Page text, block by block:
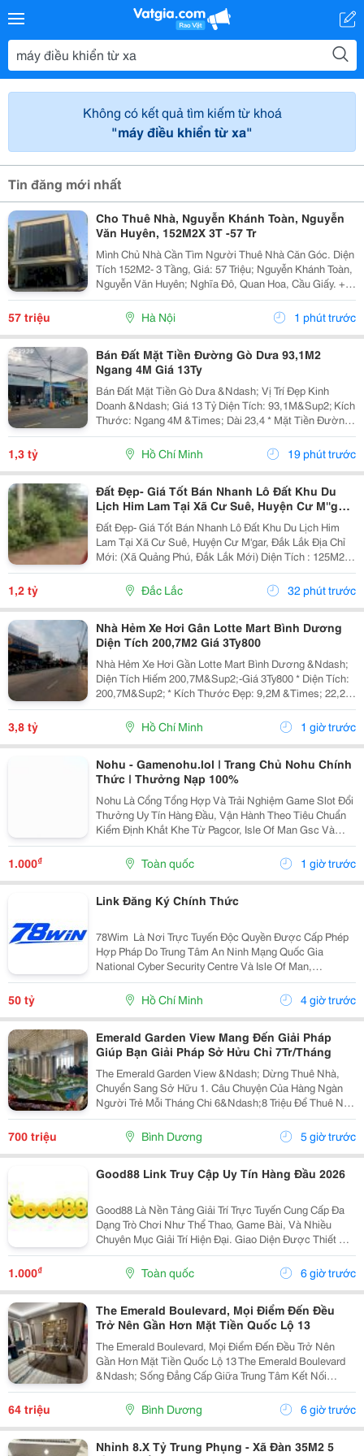
Không có kết quả tìm kiếm từ khoá
"máy điều khiển từ xa"
Tin đăng mới nhất
Cho Thuê Nhà, Nguyễn Khánh Toàn, Nguyễn
Văn Huyên, 152M2X 3T -57 Tr
Mình Chủ Nhà Cần Tìm Người Thuê Nhà Căn Góc. Diện
Tích 152M2- 3 Tầng, Giá: 57 Triệu; Nguyễn Khánh Toàn,
Nguyễn Văn Huyên; Nghĩa Đô, Quan Hoa, Cầu Giấy. +
Liên Hệ Trực Tiếp Chủ Nhà: 0946507497 + Vỉa Hè Lớn,
Mặt Tiền Rộng,Thoáng. + Vị Trí Gần Ngay Ngã...
57 triệu Hà Nội 1 phút trước
Bán Đất Mặt Tiền Đường Gò Dưa 93,1M2
Ngang 4M Giá 13Ty
Bán Đất Mặt Tiền Gò Dưa &Ndash; Vị Trí Đẹp Kinh
Doanh &Ndash; Giá 13 Tỷ Diện Tích: 93,1M&Sup2; Kích
Thước: Ngang 4M &Times; Dài 23,4 * Mặt Tiền Đường
Lớn, Xe Cộ Qua Lại Đông Đúc. * Thích Hợp Xây Nhà
Phố, Văn Phòng, Cửa Hàng, Showroom Hoặc Đầu...
1,3 tỷ Hồ Chí Minh 19 phút trước
Đất Đẹp- Giá Tốt Bán Nhanh Lô Đất Khu Du
Lịch Him Lam Tại Xã Cư Suê, Huyện Cư M''gar,
Đắk Lắk
Đất Đẹp- Giá Tốt Bán Nhanh Lô Đất Khu Du Lịch Him
Lam Tại Xã Cư Suê, Huyện Cư M'gar, Đắk Lắk Địa Chỉ
Mới: (Xã Quảng Phú, Đắk Lắk Mới) Diện Tích : 125M2,
75M2 Thổ Cư. Nở Hậu Giá Bán: 1,2 Tỷ(Có Thương
Lượng) - Vị Trí Đẹp Giao Thông Thuận Lợi, Đất...
1,2 tỷ Đắc Lắc 32 phút trước
Nhà Hẻm Xe Hơi Gân Lotte Mart Bình Dương
Diện Tích 200,7M2 Giá 3Ty800
Nhà Hẻm Xe Hơi Gần Lotte Mart Bình Dương &Ndash;
Diện Tích Hiếm 200,7M&Sup2;-Giá 3Ty800 * Diện Tích:
200,7M&Sup2; * Kích Thước Đẹp: 9,2M &Times; 22,2M
* Nhà Cấp 4 Gồm 3 Phòng Ngủ, 1 Wc * Hẻm Xe Hơi
Rộng, Ô Tô Vào Tận Nhà * Hướng Đông Nam, Đất...
3,8 tỷ Hồ Chí Minh 1 giờ trước
Nohu - Gamenohu.lol | Trang Chủ Nohu Chính
Thức | Thưởng Nạp 100%
Nohu Là Cổng Tổng Hợp Và Trải Nghiệm Game Slot Đổi
Thưởng Uy Tín Hàng Đầu, Vận Hành Theo Tiêu Chuẩn
Kiểm Định Khắt Khe Từ Pagcor, Isle Of Man Gsc Và
Curacao Egaming. Tích Hợp Chứng Nhận Bảo Mật
Geotrust Giao Thức Ssl 256-Bit, Trang Web
Gamenohu.lol...
1.000₫ Toàn quốc 1 giờ trước
Link Đăng Ký Chính Thức
78Wim ⁠ Là Nơi Trực Tuyến Độc Quyền Được Cấp Phép
Hợp Pháp Do Trung Tâm An Ninh Mạng Quốc Gia
National Cyber Security Centre Và Isle Of Man,
Cagayan,Và Pagcor Cấp Phép. Những Giấy Phép Khẳng
Định Sân Chơi Này An Toàn Và Minh Bạch Thu Hút Hơn
10 Triệu...
50 tỷ Hồ Chí Minh 4 giờ trước
Emerald Garden View Mang Đến Giải Pháp
Giúp Bạn Giải Pháp Sở Hửu Chỉ 7Tr/Tháng
The Emerald Garden View &Ndash; Dừng Thuê Nhà,
Chuyển Sang Sở Hữu 1. Câu Chuyện Của Hàng Ngàn
Người Trẻ Mỗi Tháng Chi 6&Ndash;8 Triệu Để Thuê Nhà
Nhưng Tài Sản Vẫn Là Con Số 0. Emerald Garden View
Mang Đến Giải Pháp Giúp Bạn Chuyển Tiền Thuê Nhà...
700 triệu Bình Dương 5 giờ trước
Good88 Link Truy Cập Uy Tín Hàng Đầu 2026
Good88 Là Nền Tảng Giải Trí Trực Tuyến Cung Cấp Đa
Dạng Trò Chơi Như Thể Thao, Game Bài, Và Nhiều
Chuyên Mục Giải Trí Hiện Đại. Giao Diện Được Thiết Kế
Trực Quan, Thân Thiện Với Người Dùng Trên Cả Điện
Thoại Và Máy Tính. Hệ Thống Bảo Mật Hiện Đại...
1.000₫ Toàn quốc 6 giờ trước
The Emerald Boulevard, Mọi Điểm Đến Đều
Trở Nên Gần Hơn Mặt Tiền Quốc Lộ 13
The Emerald Boulevard, Mọi Điểm Đến Đều Trở Nên
Gần Hơn Mặt Tiền Quốc Lộ 13 The Emerald Boulevard
&Ndash; Sống Đẳng Cấp Giữa Trung Tâm Kết Nối
Tp.hcm Bạn Đang Tìm Một Căn Hộ Vừa Để Ở, Vừa Có
Tiềm Năng Đầu Tư Mạnh? The Emerald Boulevard
Chính Là...
64 triệu Bình Dương 6 giờ trước
Nhỉnh 8.X Tỷ Trung Phụng - Xã Đàn 35M2 5